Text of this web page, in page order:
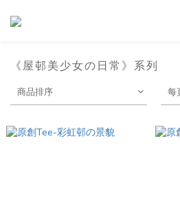
《屋邨美少女の日常》系列
商品排序 每